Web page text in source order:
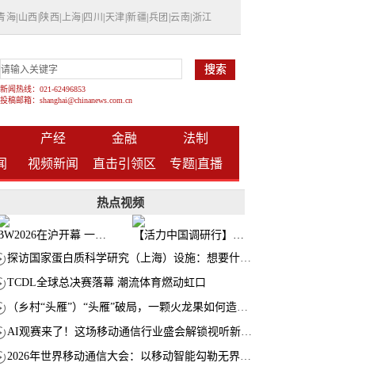
海 山西 陕西 上海 四川 天津 |新疆 兵团 |云南 浙江
新闻热线：021-62496853
投稿邮箱：shanghai@chinanews.com.cn
产经 金融
法制
视频新闻 直击引领区 专题|直播
热点视频
BW2026在沪开幕 一众次元品牌集中发布全新企划
【活力中国调研行】上海机器人研究院以技术标准撬动长三角智造协同
探访国家蛋白质科学研究（上海）设施：想要什么蛋白 AI直接设计合成
TCDL全球总决赛落幕 潮流体育燃动虹口
（乡村“头雁”）“头雁”破局，一颗火龙果如何造就沪上乡村特色产业化路径
AI观赛来了！这场移动通信行业盛会解锁视听新玩法
2026年世界移动通信大会：以移动智能勾勒无界普惠新愿景